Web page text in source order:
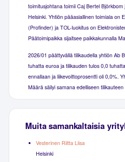
toimitusjohtana toimii Caj Bertel Björkbom
Helsinki. Yhtiön pääasiallinen toimiala on
(Profinder) ja TOL-luokitus on
Päätoimipaikka sijaitsee paikkakunnalla
2026/01 päättyvällä tilikaudella yhtiön Ab
tuhatta euroa ja tilikauden tulos 0,0
ennallaan ja liikevoittoprosentti oli 0,0%.
Määrä säilyi samana edelliseen
Muita samankaltaisia
Vesterinen Riitta Liisa
Helsinki